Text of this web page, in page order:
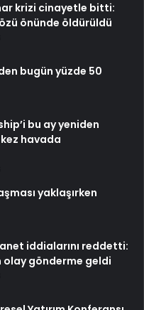
krizi cinayetle bitti:
önünde öldürüldü
bugün yüzde 50
bu ay yeniden
havada
yaklaşırken
iddialarını reddetti:
olay gönderme geldi